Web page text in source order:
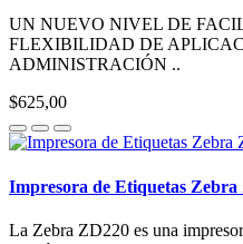
UN NUEVO NIVEL DE
FLEXIBILIDAD DE
ADMINISTRACIÓN ..
$625,00
Impresora de Etiquetas
La Zebra ZD220 es una